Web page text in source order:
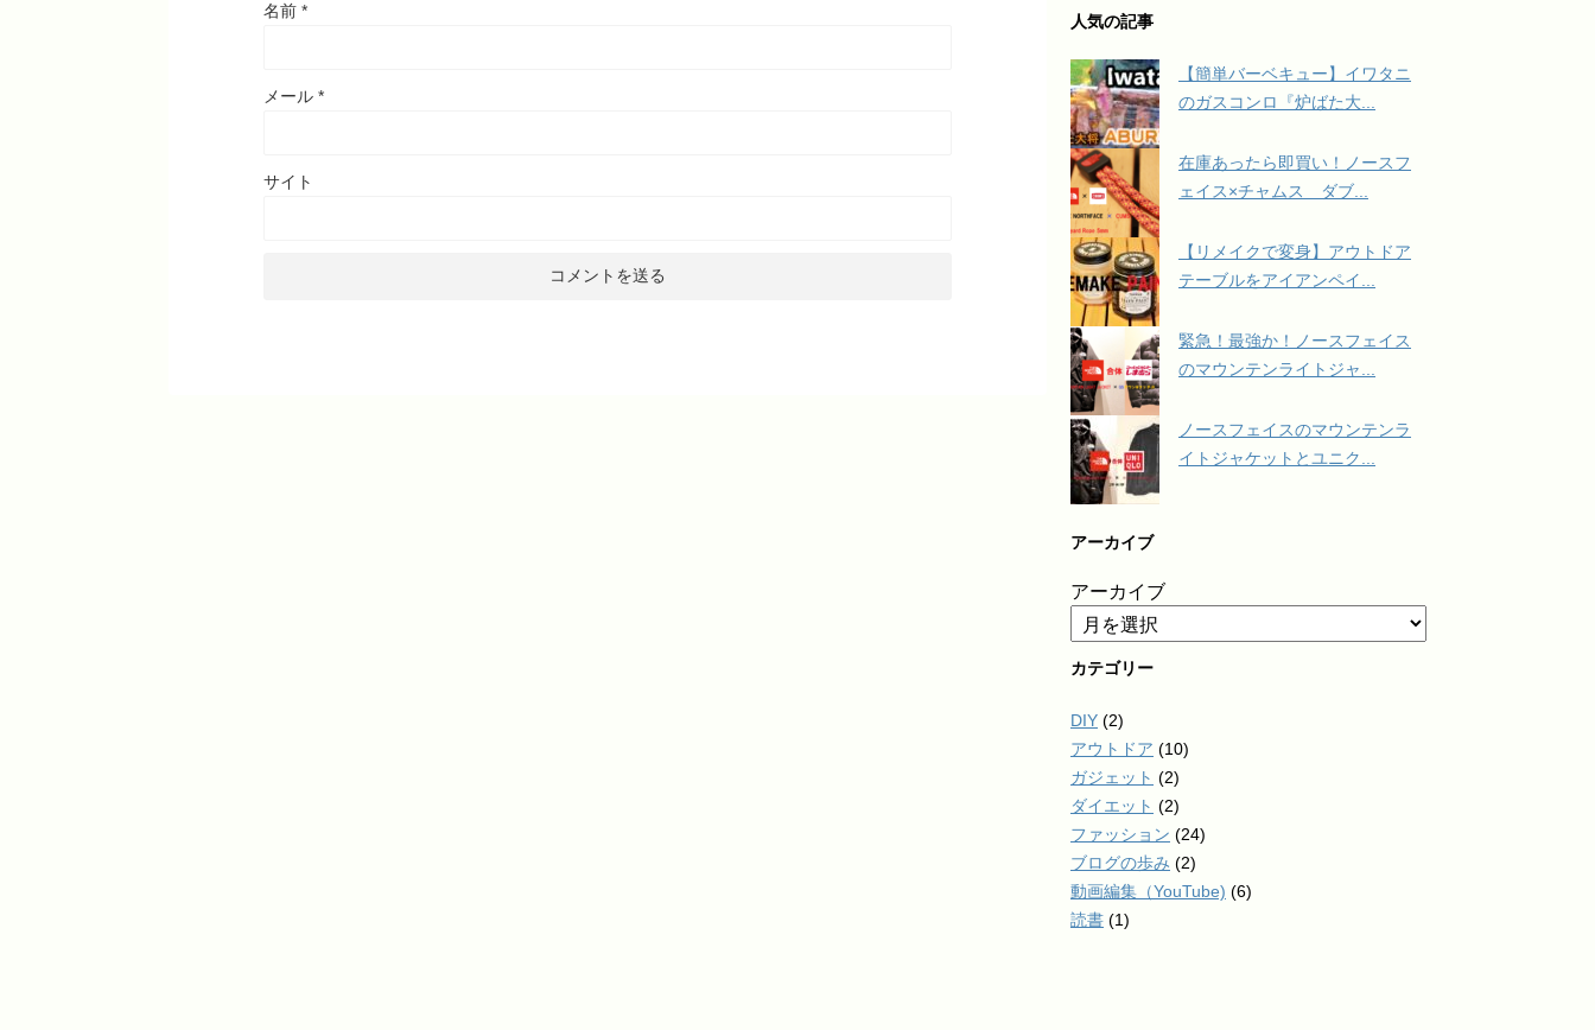
名前 *
メール *
サイト
人気の記事
【簡単バーベキュー】イワタニ
のガスコンロ『炉ばた大...
在庫あったら即買い！ノースフ
ェイス×チャムス ダブ...
【リメイクで変身】アウトドア
テーブルをアイアンペイ...
緊急！最強か！ノースフェイス
のマウンテンライトジャ...
ノースフェイスのマウンテンラ
イトジャケットとユニク...
アーカイブ
アーカイブ
カテゴリー
DIY (2)
アウトドア (10)
ガジェット (2)
ダイエット (2)
ファッション (24)
ブログの歩み (2)
動画編集（YouTube) (6)
読書 (1)